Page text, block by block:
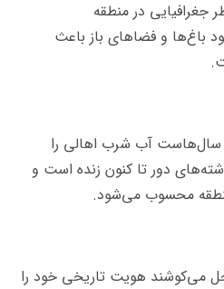
جغرافیایی در منطقه
باغ‌ها و فضاهای باز باعث
سال‌هاست آب شرب اهالی را
دور تا کنون زنده است و
محسوب می‌شود.
می‌کوشند هویت تاریخی خود را